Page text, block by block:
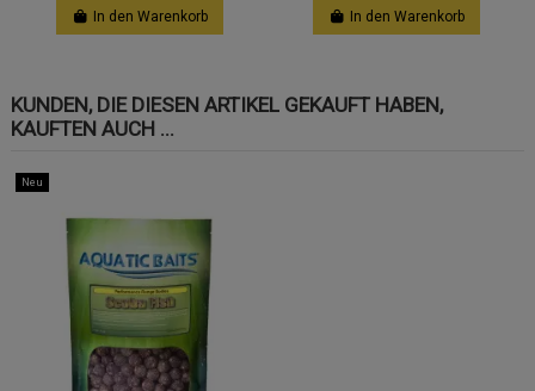
In den Warenkorb In den Warenkorb
KUNDEN, DIE DIESEN ARTIKEL GEKAUFT HABEN,
KAUFTEN AUCH ...
Neu